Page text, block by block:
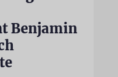
Benjamin